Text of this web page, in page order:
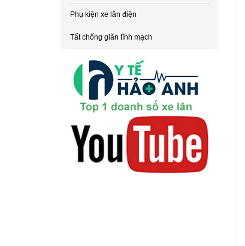
Phụ kiện xe lăn điện
Tất chống giãn tĩnh mạch